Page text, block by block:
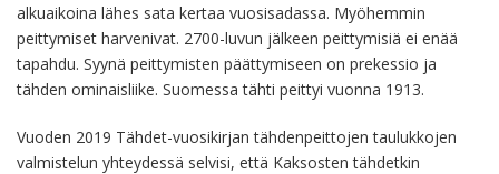
alkuaikoina lähes sata kertaa vuosisadassa. Myöhemmin
peittymiset harvenivat. 2700-luvun jälkeen peittymisiä ei enää
tapahdu. Syynä peittymisten päättymiseen on prekessio ja
tähden ominaisliike. Suomessa tähti peittyi vuonna 1913.
Vuoden 2019 Tähdet-vuosikirjan tähdenpeittojen taulukkojen
valmistelun yhteydessä selvisi, että Kaksosten tähdetkin